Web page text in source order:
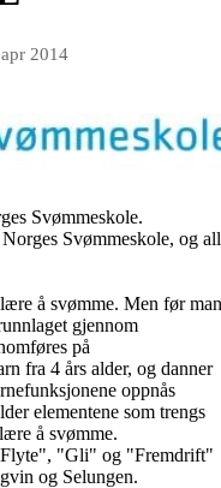
2014
Svømmeskole.
Svømmeskole, og
å svømme. Men før man
gjennom
på
fra 4 års alder, og danner
oppnås
elementene som trengs
å svømme.
"Gli" og "Fremdrift"
og Selungen.